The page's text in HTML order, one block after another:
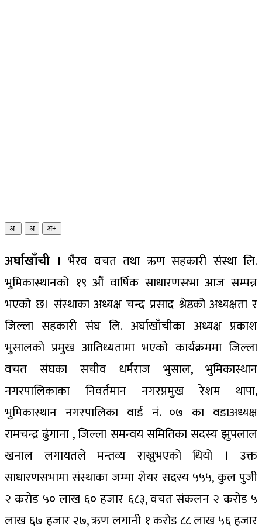
अ- अ अ+
अर्घाखाँची । भैरव वचत तथा ऋण सहकारी संस्था लि.
भुमिकास्थानको १९ औं वार्षिक साधारणसभा आज सम्पन्न
भएको छ। संस्थाका अध्यक्ष चन्द प्रसाद श्रेष्ठको अध्यक्षता र
जिल्ला सहकारी संघ लि. अर्घाखाँचीका अध्यक्ष प्रकाश
भुसालको प्रमुख आतिथ्यतामा भएको कार्यक्रममा जिल्ला
वचत संघका सचीव धर्मराज भुसाल, भुमिकास्थान
नगरपालिकाका निवर्तमान नगरप्रमुख रेशम थापा,
भुमिकास्थान नगरपालिका वार्ड नं. ०७ का वडाअध्यक्ष
रामचन्द्र ढुंगाना , जिल्ला समन्वय समितिका सदस्य झुपलाल
खनाल लगायतले मन्तव्य राख्नुभएको थियो । उक्त
साधारणसभामा संस्थाका जम्मा शेयर सदस्य ५५५, कुल पुजी
२ करोड ५० लाख ६० हजार ६८३, वचत संकलन २ करोड ५
लाख ६७ हजार २७, ऋण लगानी १ करोड ८८ लाख ५६ हजार